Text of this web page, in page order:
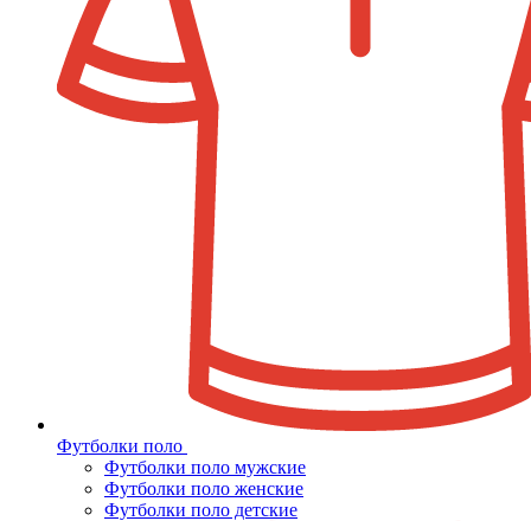
Футболки поло
Футболки поло мужские
Футболки поло женские
Футболки поло детские